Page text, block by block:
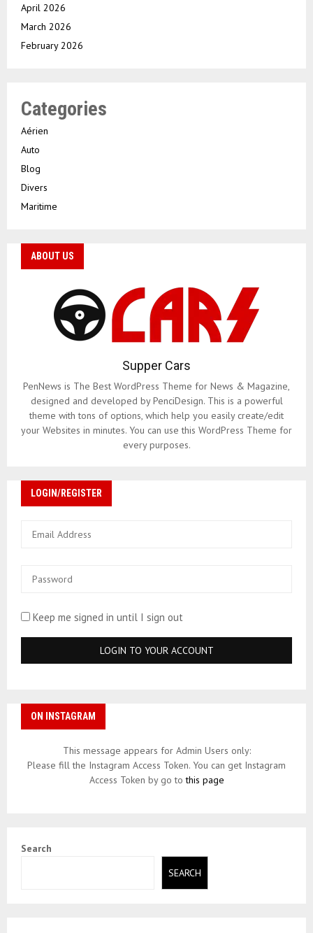
April 2026
March 2026
February 2026
Categories
Aérien
Auto
Blog
Divers
Maritime
ABOUT US
Supper Cars
PenNews is The Best WordPress Theme for News & Magazine,
designed and developed by PenciDesign. This is a powerful
theme with tons of options, which help you easily create/edit
your Websites in minutes. You can use this WordPress Theme for
every purposes.
LOGIN/REGISTER
Keep me signed in until I sign out
ON INSTAGRAM
This message appears for Admin Users only:
Please fill the Instagram Access Token. You can get Instagram
Access Token by go tothis page
Search
SEARCH